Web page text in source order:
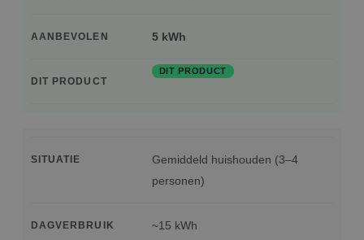
AANBEVOLEN 5 kWh
DIT PRODUCT
DIT PRODUCT
SITUATIE
Gemiddeld huishouden (3–4
personen)
DAGVERBRUIK ~15 kWh